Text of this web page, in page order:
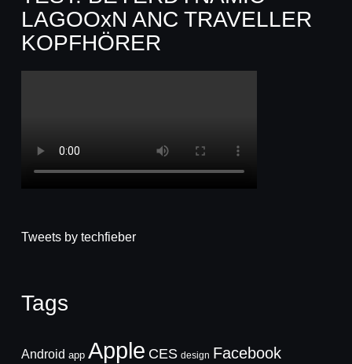
LAGOOxN ANC TRAVELLER
KOPFHÖRER
Tweets by techfieber
Tags
Android app Apple CES design Facebook